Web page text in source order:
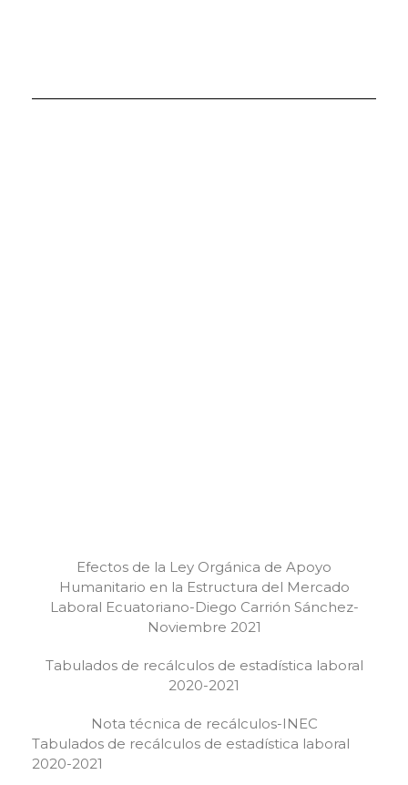
Efectos de la Ley Orgánica de Apoyo
Humanitario en la Estructura del Mercado
Laboral Ecuatoriano-Diego Carrión Sánchez-
Noviembre 2021
Tabulados de recálculos de estadística laboral
2020-2021
Nota técnica de recálculos-INEC
Tabulados de recálculos de estadística laboral
2020-2021